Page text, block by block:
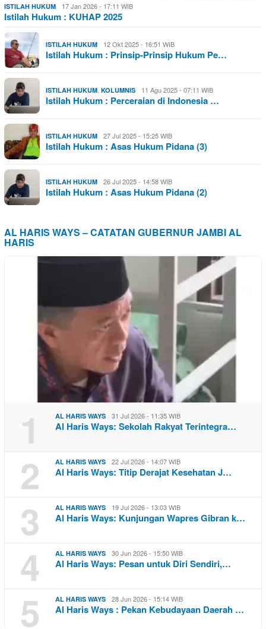
ISTILAH HUKUM 17 Jan 2026 - 17:11 WIB
Istilah Hukum : KUHAP 2025
ISTILAH HUKUM 12 Okt 2025 - 16:51 WIB
Istilah Hukum : Prinsip-Prinsip Hukum Pe…
ISTILAH HUKUM KOLUMNIS 11 Agu 2025 - 07:11 WIB
Istilah Hukum : Perceraian di Indonesia …
ISTILAH HUKUM 27 Jul 2025 - 15:25 WIB
Istilah Hukum : Asas Hukum Pidana (3)
ISTILAH HUKUM 26 Jul 2025 - 14:58 WIB
Istilah Hukum : Asas Hukum Pidana (2)
AL HARIS WAYS – CATATAN GUBERNUR JAMBI AL
HARIS
1 AL HARIS WAYS 31 Jul 2026 - 11:35 WIB
Al Haris Ways: Sekolah Rakyat Terintegra…
2 AL HARIS WAYS 22 Jul 2026 - 14:07 WIB
Al Haris Ways: Titip Derajat Kesehatan J…
3 AL HARIS WAYS 19 Jul 2026 - 13:03 WIB
Al Haris Ways: Kunjungan Wapres Gibran k…
4 AL HARIS WAYS 30 Jun 2026 - 15:50 WIB
Al Haris Ways: Pesan untuk Diri Sendiri,…
5 AL HARIS WAYS 28 Jun 2026 - 15:14 WIB
Al Haris Ways : Pekan Kebudayaan Daerah …